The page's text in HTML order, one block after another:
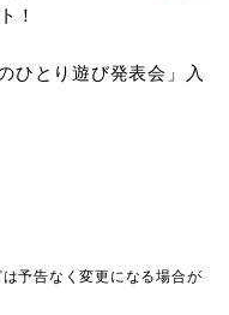
！
ひとり遊び発表会」入
予告なく変更になる場合が